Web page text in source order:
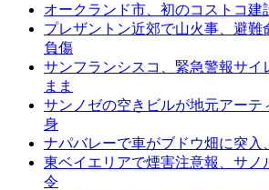
オークランド市、初のコストコ建
プレザントン近郊で山火事、避難
負傷
サンフランシスコ、緊急警報サイ
まま
サンノゼの空きビルが地元アーテ
身
ナパバレーで車がブドウ畑に突入
東ベイエリアで煙害注意報、サノ
令